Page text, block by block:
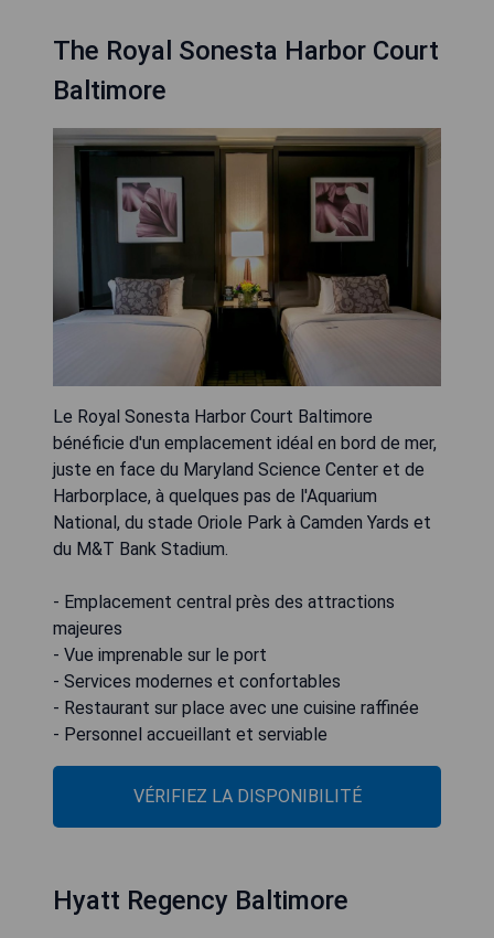
The Royal Sonesta Harbor Court
Baltimore
Le Royal Sonesta Harbor Court Baltimore
bénéficie d'un emplacement idéal en bord de mer,
juste en face du Maryland Science Center et de
Harborplace, à quelques pas de l'Aquarium
National, du stade Oriole Park à Camden Yards et
du M&T Bank Stadium.
- Emplacement central près des attractions
majeures
- Vue imprenable sur le port
- Services modernes et confortables
- Restaurant sur place avec une cuisine raffinée
- Personnel accueillant et serviable
VÉRIFIEZ LA DISPONIBILITÉ
Hyatt Regency Baltimore